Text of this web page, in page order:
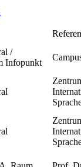
/
Infopunkt